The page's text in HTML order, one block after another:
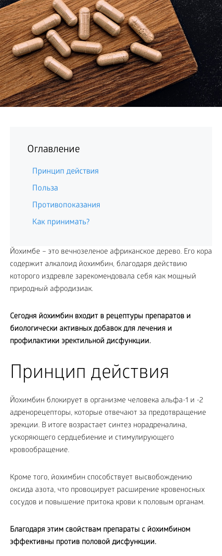
Оглавление
Принцип действия
Польза
Противопоказания
Как принимать?
Йохимбе – это вечнозеленое африканское дерево. Его кора
содержит алкалоид йохимбин, благодаря действию
которого издревле зарекомендовала себя как мощный
природный афродизиак.
Сегодня йохимбин входит в рецептуры препаратов и
биологически активных добавок для лечения и
профилактики эректильной дисфункции.
Принцип действия
Йохимбин блокирует в организме человека альфа-1 и -2
адренорецепторы, которые отвечают за предотвращение
эрекции. В итоге возрастает синтез норадреналина,
ускоряющего сердцебиение и стимулирующего
кровообращение.
Кроме того, йохимбин способствует высвобождению
оксида азота, что провоцирует расширение кровеносных
сосудов и повышение притока крови к половым органам.
Благодаря этим свойствам препараты с йохимбином
эффективны против половой дисфункции.